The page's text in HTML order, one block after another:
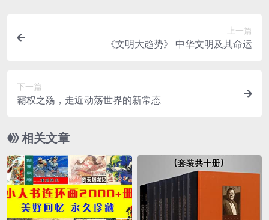
上一篇
《文明大趋势》 中华文明及其命运
下一篇
霸权之殇，走近动荡世界的新常态
相关文章